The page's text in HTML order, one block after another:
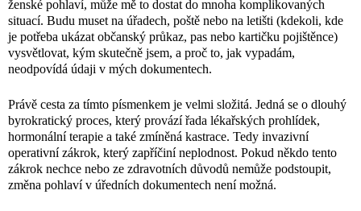
ženské pohlaví, může mě to dostat do mnoha komplikovaných
situací. Budu muset na úřadech, poště nebo na letišti (kdekoli, kde
je potřeba ukázat občanský průkaz, pas nebo kartičku pojištěnce)
vysvětlovat, kým skutečně jsem, a proč to, jak vypadám,
neodpovídá údaji v mých dokumentech.
Právě cesta za tímto písmenkem je velmi složitá. Jedná se o dlouhý
byrokratický proces, který provází řada lékařských prohlídek,
hormonální terapie a také zmíněná kastrace. Tedy invazivní
operativní zákrok, který zapříčiní neplodnost. Pokud někdo tento
zákrok nechce nebo ze zdravotních důvodů nemůže podstoupit,
změna pohlaví v úředních dokumentech není možná.